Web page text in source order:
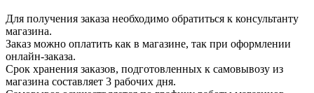
Для получения заказа необходимо обратиться к консультанту
магазина.
Заказ можно оплатить как в магазине, так при оформлении
онлайн-заказа.
Срок хранения заказов, подготовленных к самовывозу из
магазина составляет 3 рабочих дня.